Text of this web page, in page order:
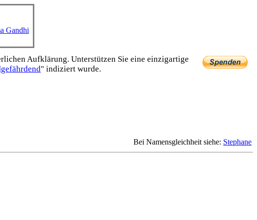
Gandhi
Aufklärung. Unterstützen Sie eine einzig­artige
" indiziert wurde.
Bei Namensgleichheit siehe: Stephane